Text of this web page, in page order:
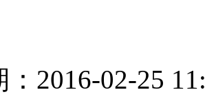
2016-02-25